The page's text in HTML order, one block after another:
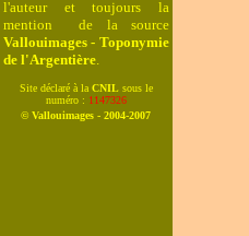
l'auteur et toujours la
mention de la source
Vallouimages - Toponymie
de l'Argentière.
Site déclaré à la CNIL sous le
numéro : 1147326
© Vallouimages - 2004-2007